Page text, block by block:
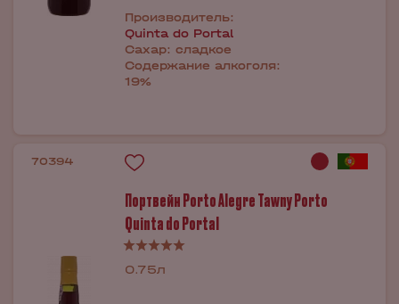
Производитель:
Quinta do Portal
Сахар: сладкое
Содержание алкоголя:
19%
70394
Портвейн Porto Alegre Tawny Porto
Quinta do Portal
0.75л